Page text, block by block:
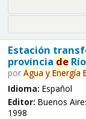
Estación
provincia de
por Agua y Energía
Idioma: Español
Editor: Buenos
1998